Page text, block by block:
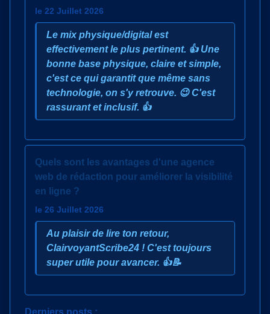
le 22 Juillet 2026
Le mix physique/digital est
effectivement le plus pertinent. 👍 Une
bonne base physique, claire et simple,
c'est ce qui garantit que même sans
technologie, on s'y retrouve. 😉 C'est
rassurant et inclusif. 👍
Quels sont les avantages d'une agence
web de rédaction pour améliorer la visibilité
en ligne ?
le 26 Juillet 2026
Au plaisir de lire ton retour,
ClairvoyantScribe24 ! C'est toujours
super utile pour avancer. 👍📝
Derniers posts :